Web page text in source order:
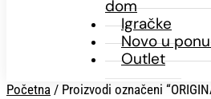
dom
Igračke
Novo u
Outlet
Početna / Proizvodi označeni